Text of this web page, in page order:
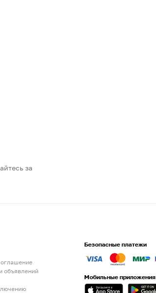
за
объявлений
Безопасные платежи
Мобильные приложения